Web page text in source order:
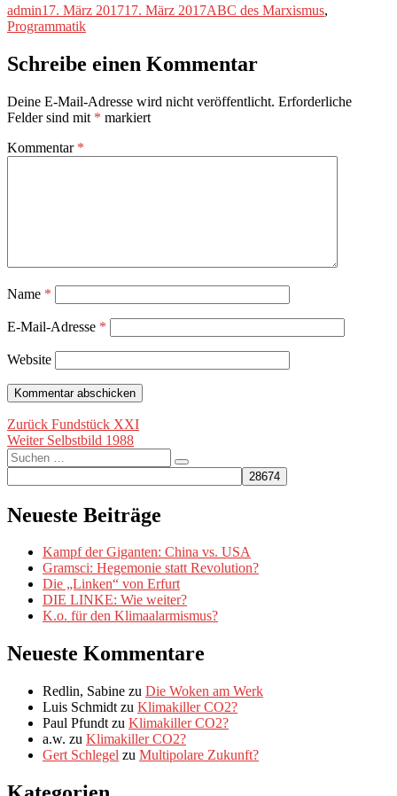
Autor
adminVeröffentlicht
am
17. März 201717. März 2017Kategorien
ABC des Marxismus,
Programmatik
Schreibe einen Kommentar
Deine E-Mail-Adresse wird nicht veröffentlicht. Erforderliche
Felder sind mit * markiert
Kommentar *
Name *
E-Mail-Adresse *
Website
Beitragsnavigation
Zurück Vorheriger
Beitrag:
Fundstück XXI
Weiter Nächster
Beitrag:
Selbstbild 1988
Suche
nach:
Suchen
Neueste Beiträge
Kampf der Giganten: China vs. USA
Gramsci: Hegemonie statt Revolution?
Die „Linken“ von Erfurt
DIE LINKE: Wie weiter?
K.o. für den Klimaalarmismus?
Neueste Kommentare
Redlin, Sabine zu Die Woken am Werk
Luis Schmidt zu Klimakiller CO2?
Paul Pfundt zu Klimakiller CO2?
a.w. zu Klimakiller CO2?
Gert Schlegel zu Multipolare Zukunft?